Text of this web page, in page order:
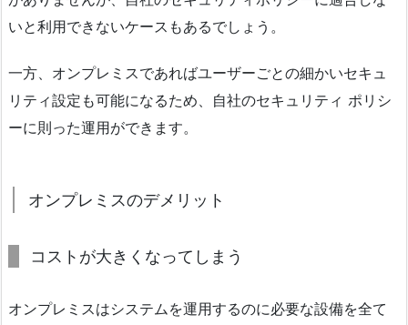
いと利用できないケースもあるでしょう。
一方、オンプレミスであればユーザーごとの細かいセキュ
リティ設定も可能になるため、自社のセキュリティ ポリシ
ーに則った運用ができます。
オンプレミスのデメリット
コストが大きくなってしまう
オンプレミスはシステムを運用するのに必要な設備を全て